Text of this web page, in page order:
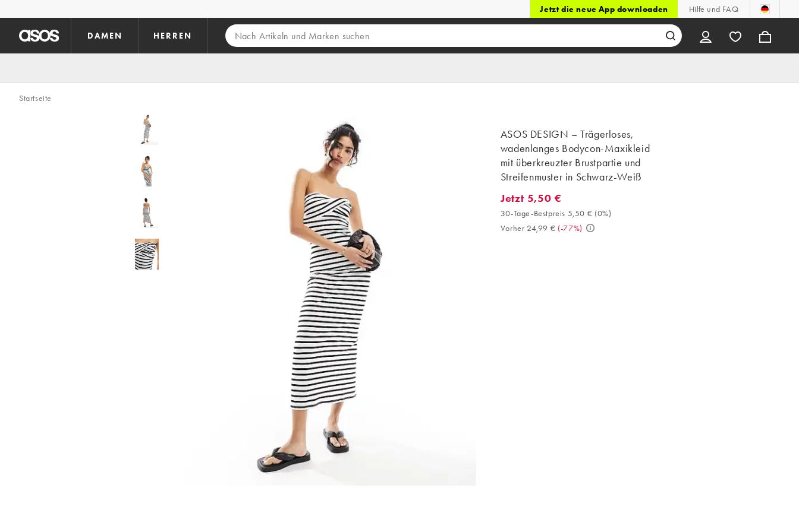
Jetzt die neue App downloaden Hilfe und FAQ
DAMEN HERREN
Startseite
ASOS DESIGN – Trägerloses,
wadenlanges Bodycon-Maxikleid
mit überkreuzter Brustpartie und
Streifenmuster in Schwarz-Weiß
Jetzt 5,50 €. 30-Tage-Bestpreis 5,50 € (0%). Vorher 24,99 €. (-77%)
Jetzt 5,50 €
30-Tage-Bestpreis 5,50 € (0%)
Vorher 24,99 € (-77%)